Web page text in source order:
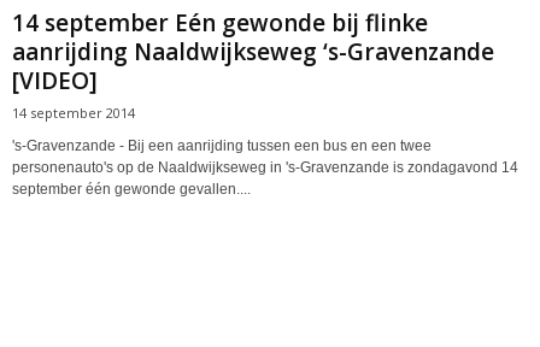
14 september Eén gewonde bij flinke
aanrijding Naaldwijkseweg ‘s-Gravenzande
[VIDEO]
14 september 2014
's-Gravenzande - Bij een aanrijding tussen een bus en een twee
personenauto's op de Naaldwijkseweg in 's-Gravenzande is zondagavond 14
september één gewonde gevallen....